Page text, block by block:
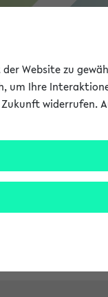
Website zu
um Ihre
widerrufen.